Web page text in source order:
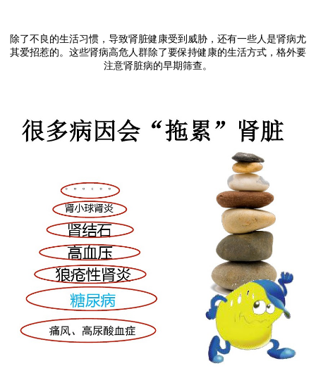
除了不良的生活习惯，导致肾脏健康受到威胁，还有一些人是肾病尤
其爱招惹的。这些肾病高危人群除了要保持健康的生活方式，格外要
注意肾脏病的早期筛查。